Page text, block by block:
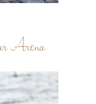
Arena